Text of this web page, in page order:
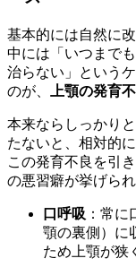
基本的には自然に
中には「いつまで
治らない」という
のが、
上顎の発育
本来ならしっかり
たないと、相対的
この発育不良を引
の悪習癖が挙げられ
口呼吸 ：常
顎の裏側）に
ため上顎が狭